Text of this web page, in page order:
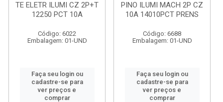
TE ELETR ILUMI CZ 2P+T
12250 PCT 10A
Código: 6022
Embalagem: 01-UND
Faça seu login ou
cadastre-se para
ver preços e
comprar
PINO ILUMI MACH 2P CZ
10A 14010PCT PRENS
Código: 6688
Embalagem: 01-UND
Faça seu login ou
cadastre-se para
ver preços e
comprar